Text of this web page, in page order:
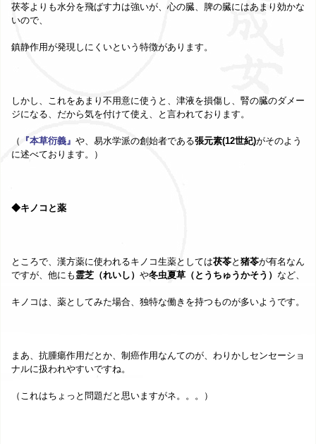
茯苓よりも水分を飛ばす力は強いが、心の臓、脾の臓にはあまり効かな
いので、
鎮静作用が発現しにくいという特徴があります。
しかし、これをあまり不用意に使うと、津液を損傷し、腎の臓のダメー
ジになる、だから気を付けて使え、と言われております。
（ 『本草衍義』 や、易水学派の創始者である張元素(12世紀)がそのよう
に述べております。）
◆キノコと薬
ところで、漢方薬に使われるキノコ生薬としては茯苓と 猪苓が有名なん
ですが、他にも 霊芝（れいし） や冬虫夏草（とうちゅうかそう） など、
キノコは、薬としてみた場合、独特な働きを持つものが多いようです。
まあ、抗腫瘍作用だとか、制癌作用なんてのが、わりかしセンセーショ
ナルに扱われやすいですね。
（これはちょっと問題だと思いますがネ。。。）